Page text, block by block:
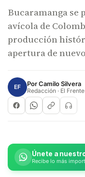
Bucaramanga se
avícola de
producción
apertura de
EF PorCamilo Silvera
Redacción · El Frente
Únete a
Recibe lo más